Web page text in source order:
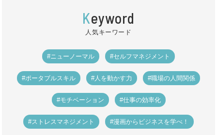
Keyword
人気キーワード
#ニューノーマル #セルフマネジメント
#ポータブルスキル #人を動かす力 #職場の人間関係
#モチベーション #仕事の効率化
#ストレスマネジメント #漫画からビジネスを学べ！